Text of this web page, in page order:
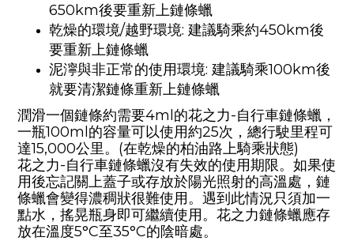
650km後要重新上鏈條蠟
乾燥的環境/越野環境: 建議騎乘約450km後
要重新上鏈條蠟
泥濘與非正常的使用環境: 建議騎乘100km後
就要清潔鏈條重新上鏈條蠟
潤滑一個鏈條約需要4ml 的花之力-自行車鏈條蠟，
一瓶100ml 的容量可以使用約25次，總行駛里程可
達15,000公里。(在乾燥的柏油路上騎乘狀態)
花之力-自行車鏈條蠟沒有失效的使用期限。如果使
用後忘記關上蓋子或存放於陽光照射的高溫處，鏈
條蠟會變得濃稠狀很難使用。遇到此情況只須加一
點水，搖晃瓶身即可繼續使用。花之力鏈條蠟應存
放在溫度5°C至35°C的陰暗處。